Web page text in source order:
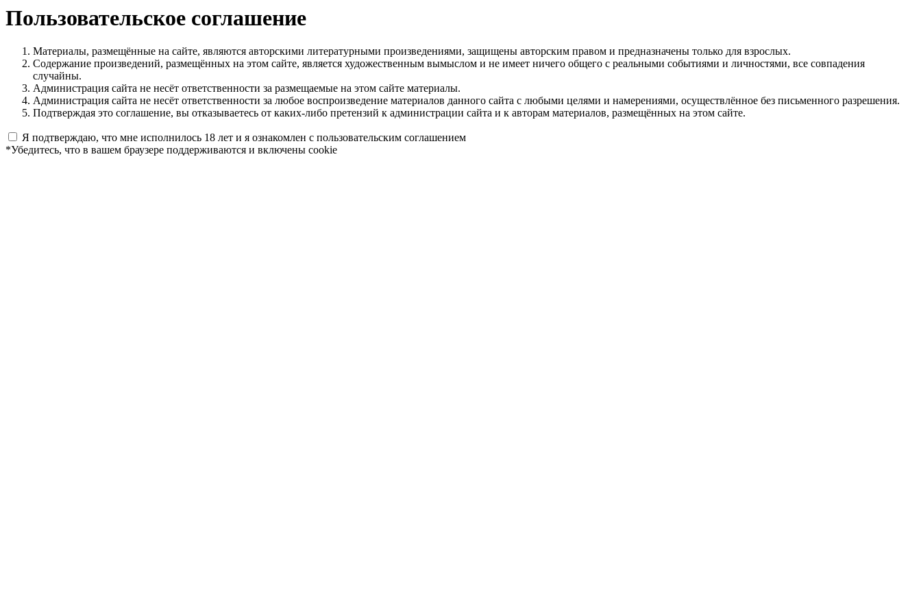
Пользовательское соглашение
Материалы, размещённые на сайте, являются авторскими литературными произведениями, защищены авторским правом и предназначены только для взрослых.
Содержание произведений, размещённых на этом сайте, является художественным вымыслом и не имеет ничего общего с реальными событиями и личностями, все совпадения
случайны.
Администрация сайта не несёт ответственности за размещаемые на этом сайте материалы.
Администрация сайта не несёт ответственности за любое воспроизведение материалов данного сайта с любыми целями и намерениями, осуществлённое без письменного разрешения.
Подтверждая это соглашение, вы отказываетесь от каких-либо претензий к администрации сайта и к авторам материалов, размещённых на этом сайте.
Я подтверждаю, что мне исполнилось 18 лет и я ознакомлен с пользовательским соглашением
*Убедитесь, что в вашем браузере поддерживаются и включены cookie